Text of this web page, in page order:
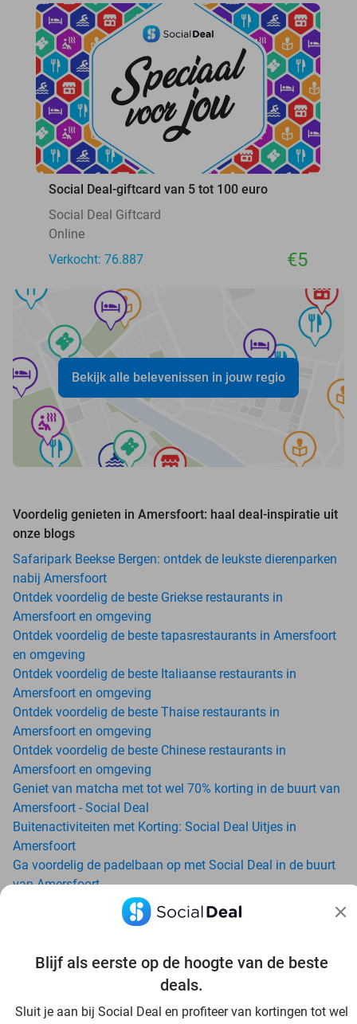
Blijf als eerste op de hoogte van de beste
deals.
Sluit je aan bij Social Deal en profiteer van kortingen tot wel
Social Deal-giftcard van 5 tot 100 euro
Social Deal Giftcard
Online
Verkocht: 76.887
€5
Bekijk alle belevenissen in jouw regio
Voordelig genieten in Amersfoort: haal deal-inspiratie uit
onze blogs
Safaripark Beekse Bergen: ontdek de leukste dierenparken
nabij Amersfoort
Ontdek voordelig de beste Griekse restaurants in
Amersfoort en omgeving
Ontdek voordelig de beste tapasrestaurants in Amersfoort
en omgeving
Ontdek voordelig de beste Italiaanse restaurants in
Amersfoort en omgeving
Ontdek voordelig de beste Thaise restaurants in
Amersfoort en omgeving
Ontdek voordelig de beste Chinese restaurants in
Amersfoort en omgeving
Geniet van matcha met tot wel 70% korting in de buurt van
Amersfoort - Social Deal
Buitenactiviteiten met Korting: Social Deal Uitjes in
Amersfoort
Ga voordelig de padelbaan op met Social Deal in de buurt
van Amersfoort
Geniet van je vakantie in Amersfoort in Nederland met
Ervaar de kwaliteit van het Van der Valk hotel in
Amersfoort